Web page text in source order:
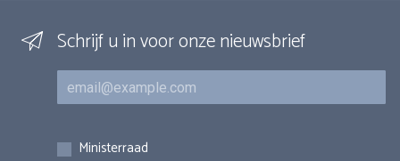
Schrijf u in voor onze nieuwsbrief
E-mail
Inschrijvingen
Ministerraad